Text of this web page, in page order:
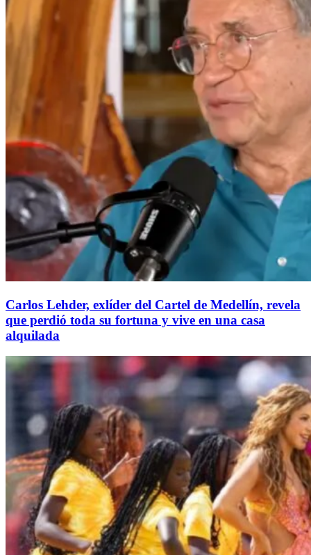
Carlos Lehder, exlíder del Cartel de Medellín, revela
que perdió toda su fortuna y vive en una casa
alquilada